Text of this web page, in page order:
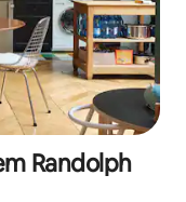
Randolph